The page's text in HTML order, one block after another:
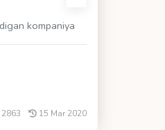
kompaniya
2863 15 Mar 2020